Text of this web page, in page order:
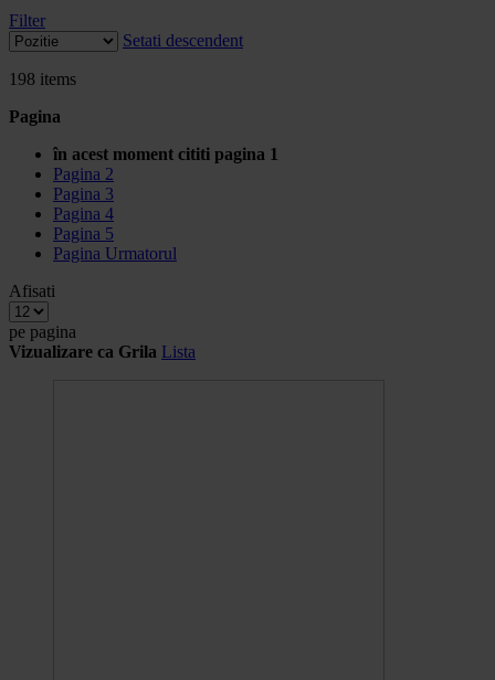
Filter
Setati descendent
198 items
Pagina
în acest moment cititi pagina 1
Pagina 2
Pagina 3
Pagina 4
Pagina 5
Pagina Urmatorul
Afisati
pe pagina
Vizualizare ca Grila Lista